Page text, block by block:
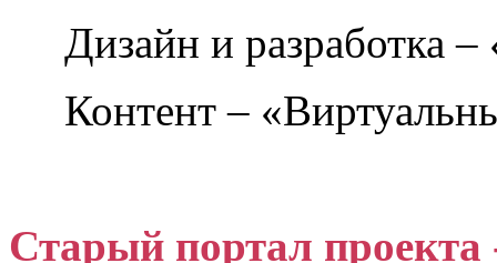
Дизайн и разработка
Контент –
Старый портал